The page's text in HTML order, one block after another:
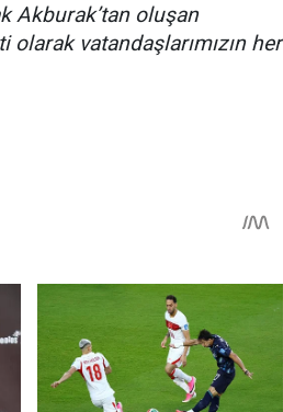
Akburak’tan oluşan
vatandaşlarımızın her